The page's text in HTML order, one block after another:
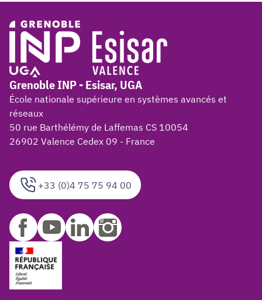
+33 (0)4 75 75 94 00
Grenoble INP - Esisar, UGA
École nationale supérieure en systèmes avancés et
réseaux
50 rue Barthélémy de Laffemas CS 10054
26902 Valence Cedex 09 - France